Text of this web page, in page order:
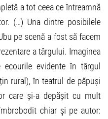
a tot ceea ce întreamnă
(…) Una dintre posibilele
pe scenă a fost să facem
a târgului. Imaginea
evidente în târgul
rural), în teatrul de păpuși
care și-a depășit cu mult
chiar şi pe autor: